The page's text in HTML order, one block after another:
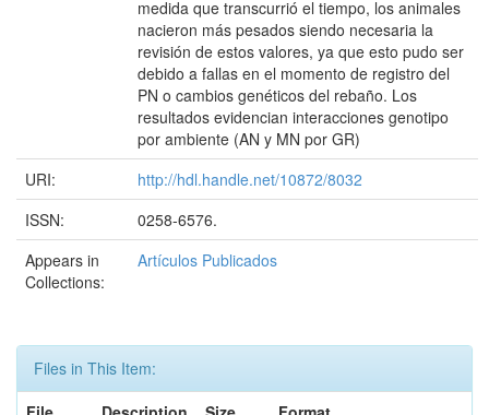
medida que transcurrió el tiempo, los animales
nacieron más pesados siendo necesaria la
revisión de estos valores, ya que esto pudo ser
debido a fallas en el momento de registro del
PN o cambios genéticos del rebaño. Los
resultados evidencian interacciones genotipo
por ambiente (AN y MN por GR)
URI:
http://hdl.handle.net/10872/8032
ISSN:
0258-6576.
Appears in
Collections:
Artículos Publicados
Files in This Item: